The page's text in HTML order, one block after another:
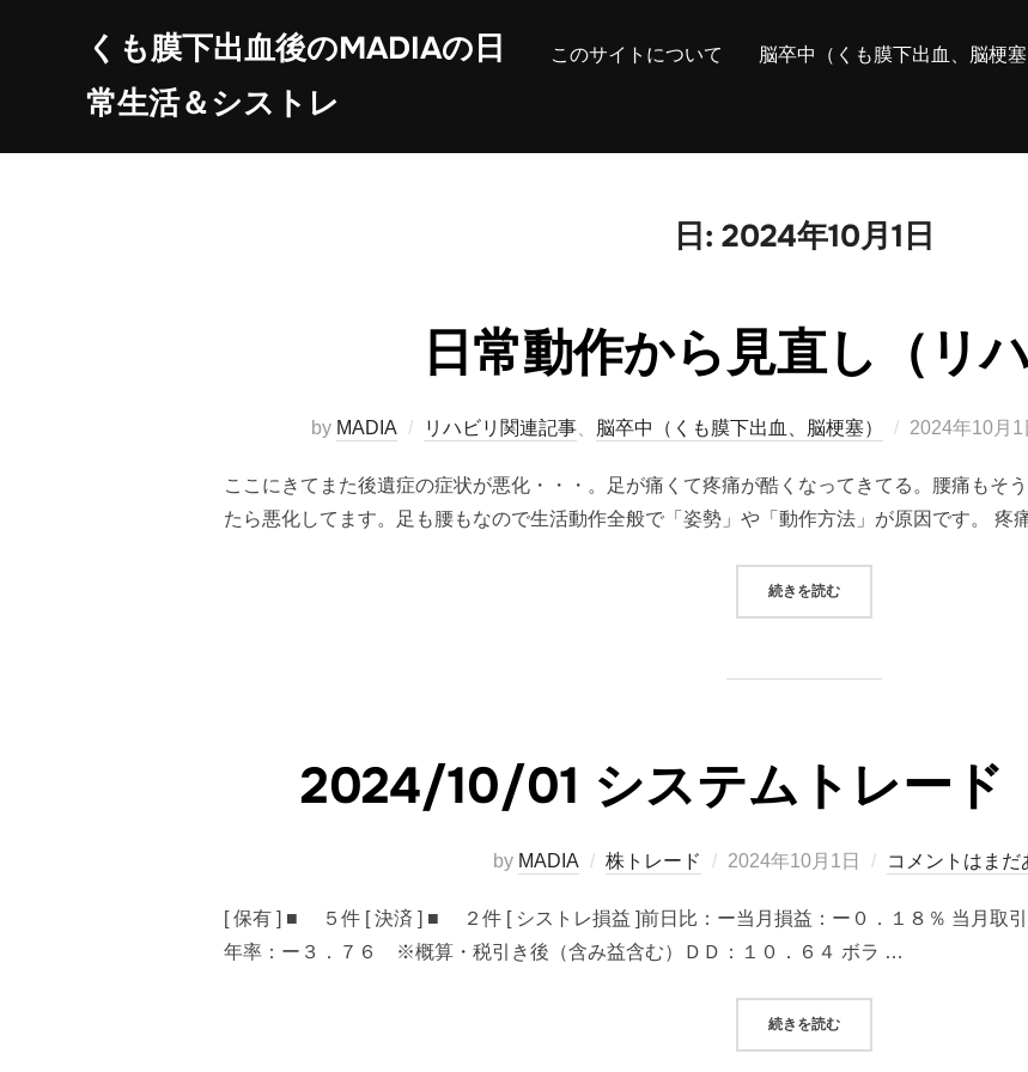
ツ
くも膜下出血後のMADIAの日
常生活＆シストレ
このサイトについて 脳卒中（くも膜下出血、脳梗塞
日: 2024年10月1日
日常動作から見直し（リハ
by MADIA リハビリ関連記事、 脳卒中（くも膜下出血、脳梗塞）
投
日:
2024年10月1
ここにきてまた後遺症の症状が悪化・・・。足が痛くて疼痛が酷くなってきてる。腰痛もそ
たら悪化してます。足も腰もなので生活動作全般で「姿勢」や「動作方法」が原因です。 疼
続きを読む“日常動作から見直し（リハビ
2024/10/01 システムトレード
by MADIA 株トレード
投
日:
2024年10月1日 コメントはまだ
[ 保有 ] ■ ５件 [ 決済 ] ■ ２件 [ シストレ損益 ]前日比：ー当月損益：ー０．１８％ 当月取
年率：ー３．７６ ※概算・税引き後（含み益含む）ＤＤ：１０．６４ ボラ …
続きを読む“2024/10/01 システムトレー